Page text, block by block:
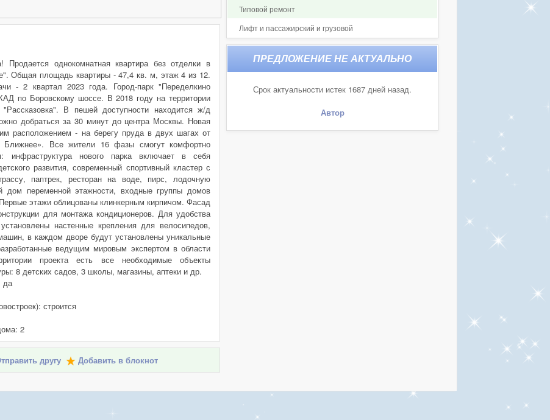
однокомнатная квартира без отделки в
Общая площадь квартиры - 47,4 кв. м, этаж 4 из 12.
- 2 квартал 2023 года. Город-парк "Переделкино
по Боровскому шоссе. В 2018 году на территории
В пешей доступности находится ж/д
добраться за 30 минут до центра Москвы. Новая
расположением - на берегу пруда в двух шагах от
Ближнее». Все жители 16 фазы смогут комфортно
нового парка включает в себя
развития, современный спортивный кластер с
паптрек, ресторан на воде, пирс, лодочную
дом переменной этажности, входные группы домов
этажи облицованы клинкерным кирпичом. Фасад
для монтажа кондиционеров. Для удобства
настенные крепления для велосипедов,
в каждом дворе будут установлены уникальные
ведущим мировым экспертом в области
проекта есть все необходимые объекты
8 детских садов, 3 школы, магазины, аптеки и др.
да
строится
2
другу Добавить в блокнот
Типовой ремонт
Лифт и пассажирский и грузовой
Срок актуальности истек 1687 дней назад.
Автор